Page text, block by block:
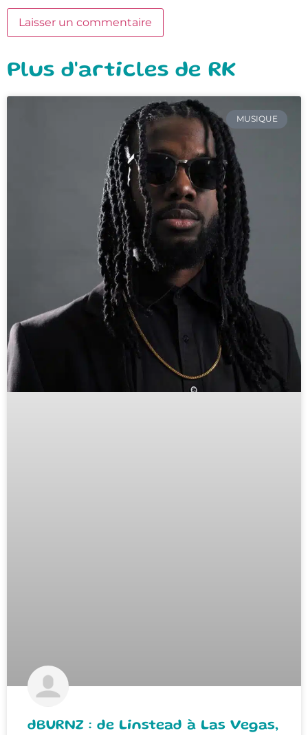
Plus d'articles de RK
MUSIQUE
dBURNZ : de Linstead à Las Vegas,